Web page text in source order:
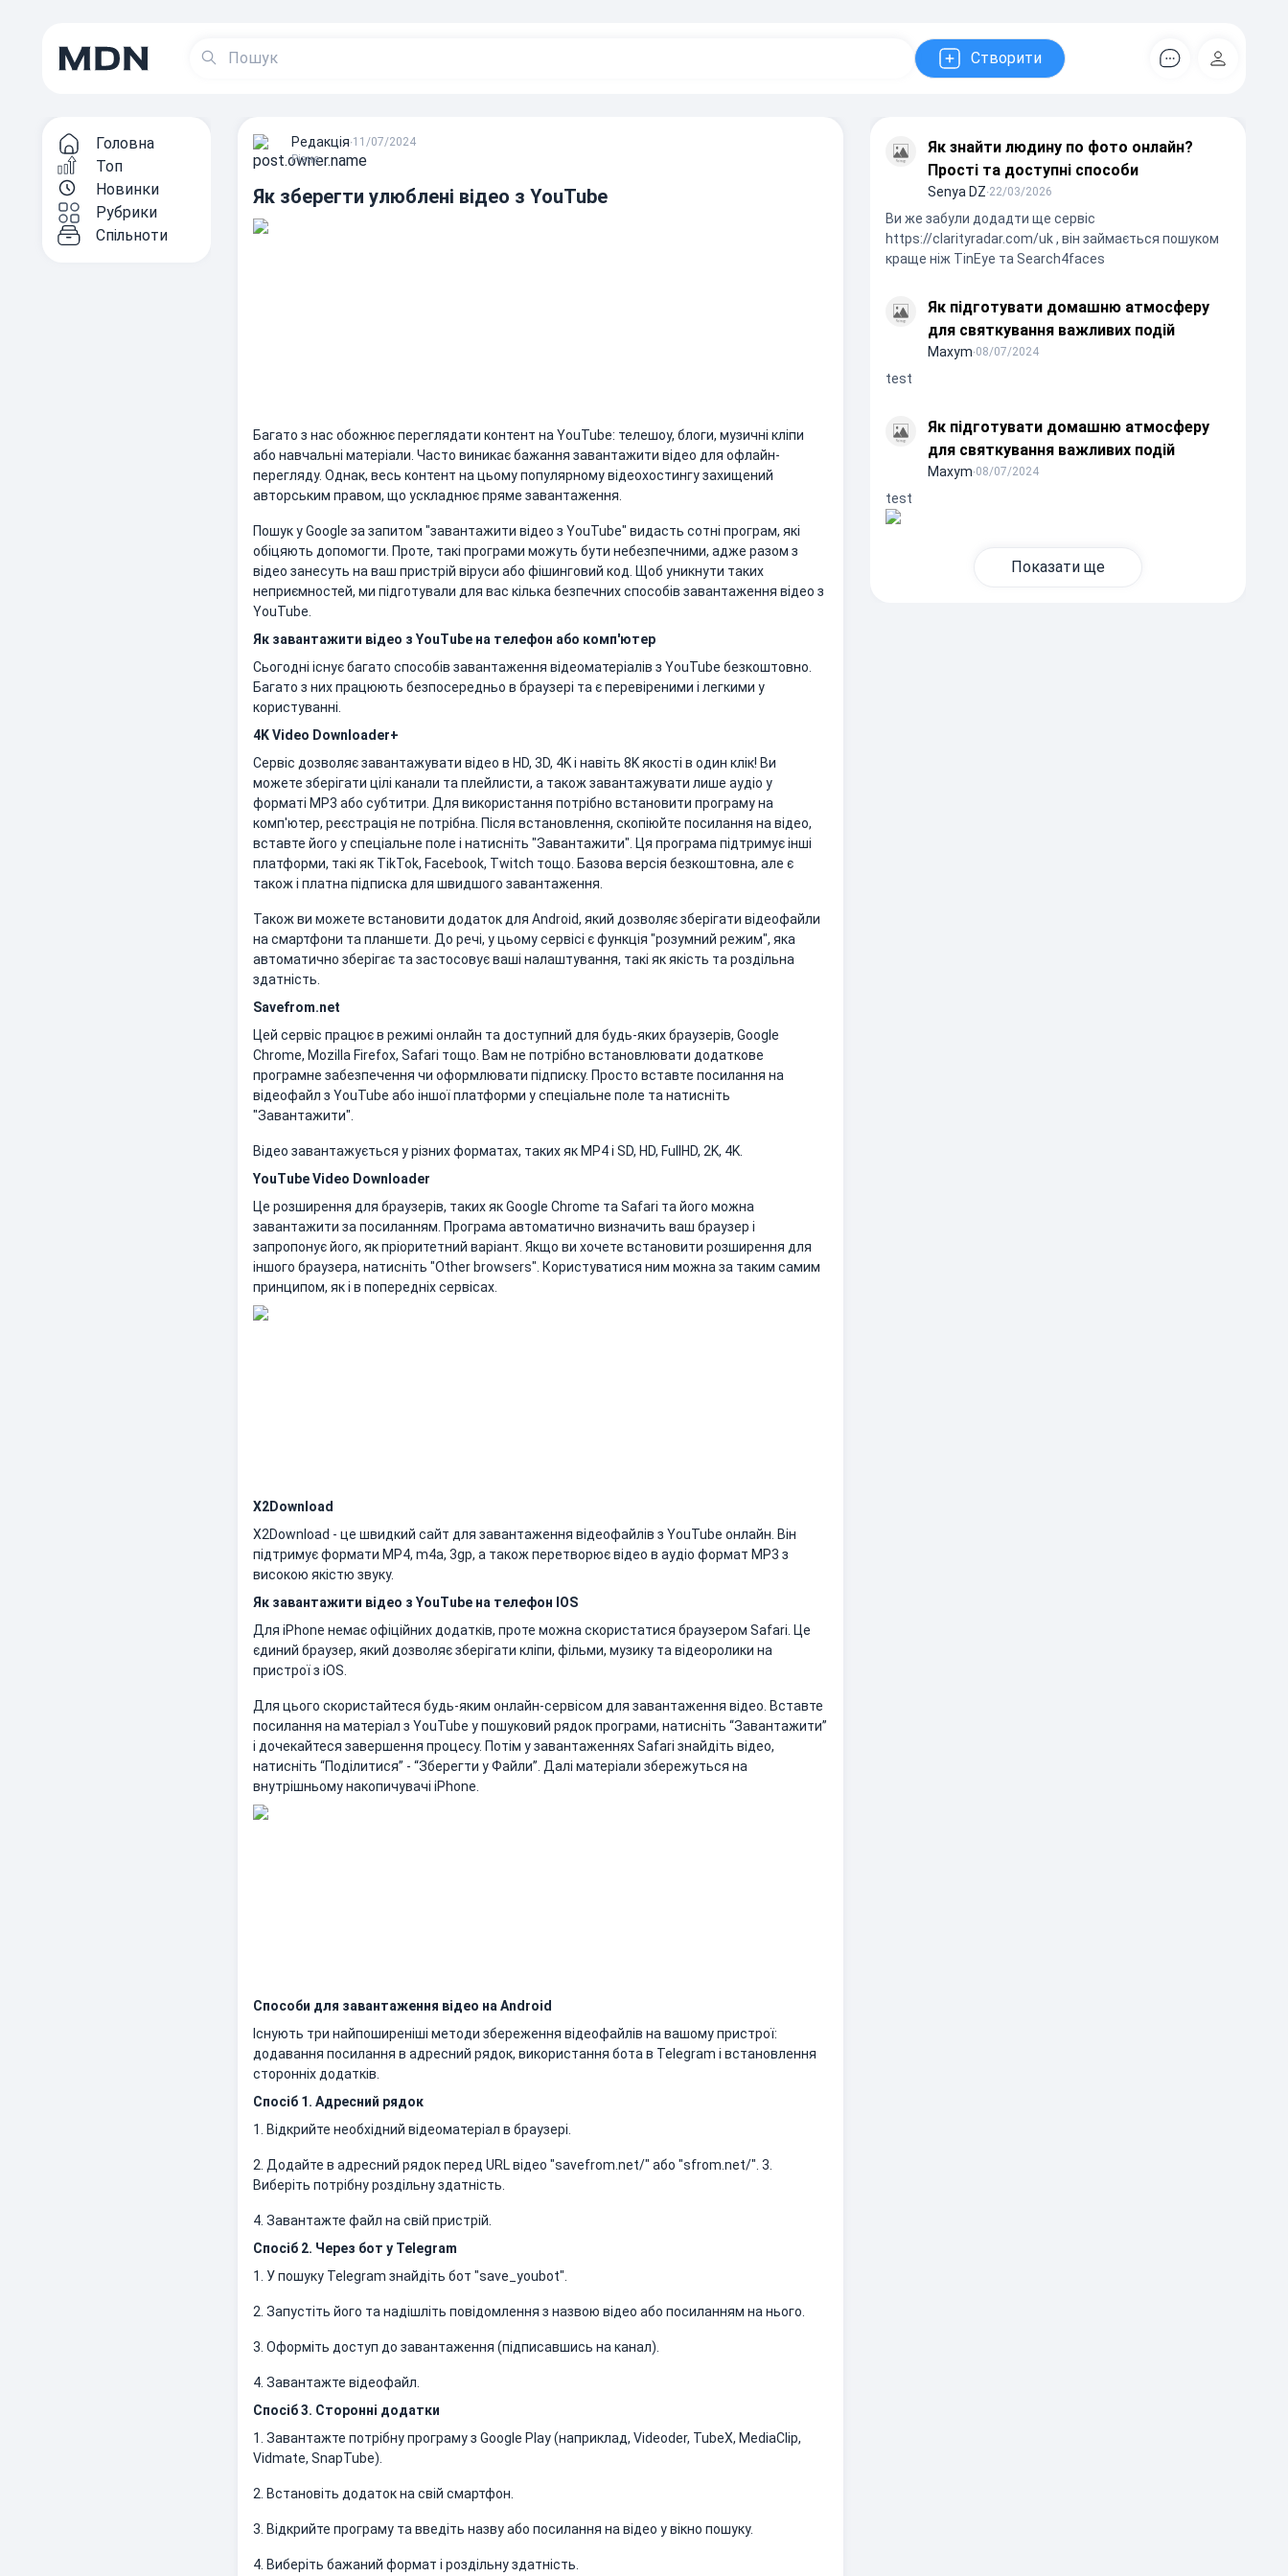
Створити
Коментарів
Головна
Топ
Новинки
Рубрики
Спільноти
Редакцiя∙11/07/2024
Різне
Як зберегти улюблені відео з YouTube
Багато з нас обожнює переглядати контент на YouTube: телешоу, блоги, музичні кліпи
або навчальні матеріали. Часто виникає бажання завантажити відео для офлайн-
перегляду. Однак, весь контент на цьому популярному відеохостингу захищений
авторським правом, що ускладнює пряме завантаження.
Пошук у Google за запитом "завантажити відео з YouTube" видасть сотні програм, які
обіцяють допомогти. Проте, такі програми можуть бути небезпечними, адже разом з
відео занесуть на ваш пристрій віруси або фішинговий код. Щоб уникнути таких
неприємностей, ми підготували для вас кілька безпечних способів завантаження відео з
YouTube.
Як завантажити відео з YouTube на телефон або комп'ютер
Сьогодні існує багато способів завантаження відеоматеріалів з YouTube безкоштовно.
Багато з них працюють безпосередньо в браузері та є перевіреними і легкими у
користуванні.
4K Video Downloader+
Сервіс дозволяє завантажувати відео в HD, 3D, 4K і навіть 8K якості в один клік! Ви
можете зберігати цілі канали та плейлисти, а також завантажувати лише аудіо у
форматі MP3 або субтитри. Для використання потрібно встановити програму на
комп'ютер, реєстрація не потрібна. Після встановлення, скопіюйте посилання на відео,
вставте його у спеціальне поле і натисніть "Завантажити". Ця програма підтримує інші
платформи, такі як TikTok, Facebook, Twitch тощо. Базова версія безкоштовна, але є
також і платна підписка для швидшого завантаження.
Також ви можете встановити додаток для Android, який дозволяє зберігати відеофайли
на смартфони та планшети. До речі, у цьому сервісі є функція "розумний режим", яка
автоматично зберігає та застосовує ваші налаштування, такі як якість та роздільна
здатність.
Savefrom.net
Цей сервіс працює в режимі онлайн та доступний для будь-яких браузерів, Google
Chrome, Mozilla Firefox, Safari тощо. Вам не потрібно встановлювати додаткове
програмне забезпечення чи оформлювати підписку. Просто вставте посилання на
відеофайл з YouTube або іншої платформи у спеціальне поле та натисніть
"Завантажити".
Відео завантажується у різних форматах, таких як MP4 і SD, HD, FullHD, 2K, 4K.
YouTube Video Downloader
Це розширення для браузерів, таких як Google Chrome та Safari та його можна
завантажити за посиланням. Програма автоматично визначить ваш браузер і
запропонує його, як пріоритетний варіант. Якщо ви хочете встановити розширення для
іншого браузера, натисніть "Other browsers". Користуватися ним можна за таким самим
принципом, як і в попередніх сервісах.
X2Download
X2Download - це швидкий сайт для завантаження відеофайлів з YouTube онлайн. Він
підтримує формати MP4, m4a, 3gp, а також перетворює відео в аудіо формат MP3 з
високою якістю звуку.
Як завантажити відео з YouTube на телефон IOS
Для iPhone немає офіційних додатків, проте можна скористатися браузером Safari. Це
єдиний браузер, який дозволяє зберігати кліпи, фільми, музику та відеоролики на
пристрої з iOS.
Для цього скористайтеся будь-яким онлайн-сервісом для завантаження відео. Вставте
посилання на матеріал з YouTube у пошуковий рядок програми, натисніть “Завантажити”
і дочекайтеся завершення процесу. Потім у завантаженнях Safari знайдіть відео,
натисніть “Поділитися” - “Зберегти у Файли”. Далі матеріали збережуться на
внутрішньому накопичувачі iPhone.
Способи для завантаження відео на Android
Існують три найпоширеніші методи збереження відеофайлів на вашому пристрої:
додавання посилання в адресний рядок, використання бота в Telegram і встановлення
сторонніх додатків.
Спосіб 1. Адресний рядок
1. Відкрийте необхідний відеоматеріал в браузері.
2. Додайте в адресний рядок перед URL відео "savefrom.net/" або "sfrom.net/". 3.
Виберіть потрібну роздільну здатність.
4. Завантажте файл на свій пристрій.
Спосіб 2. Через бот у Telegram
1. У пошуку Telegram знайдіть бот "save_youbot".
2. Запустіть його та надішліть повідомлення з назвою відео або посиланням на нього.
3. Оформіть доступ до завантаження (підписавшись на канал).
4. Завантажте відеофайл.
Спосіб 3. Сторонні додатки
1. Завантажте потрібну програму з Google Play (наприклад, Videoder, TubeX, MediaClip,
Vidmate, SnapTube).
2. Встановіть додаток на свій смартфон.
3. Відкрийте програму та введіть назву або посилання на відео у вікно пошуку.
4. Виберіть бажаний формат і роздільну здатність.
Як знайти людину по фото онлайн?
Прості та доступні способи
Senya DZ∙22/03/2026
Ви же забули додадти ще сервіс
https://clarityradar.com/uk , він займається пошуком
краще ніж TinEye та Search4faces
Як підготувати домашню атмосферу
для святкування важливих подій
Maxym∙08/07/2024
test
Як підготувати домашню атмосферу
для святкування важливих подій
Maxym∙08/07/2024
test
Показати ще